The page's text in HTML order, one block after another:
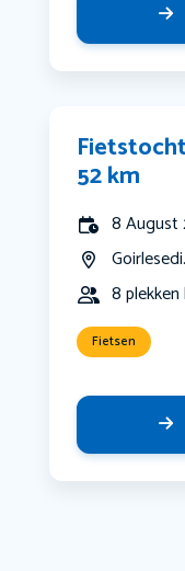
52 km
8 August
8
Fietsen